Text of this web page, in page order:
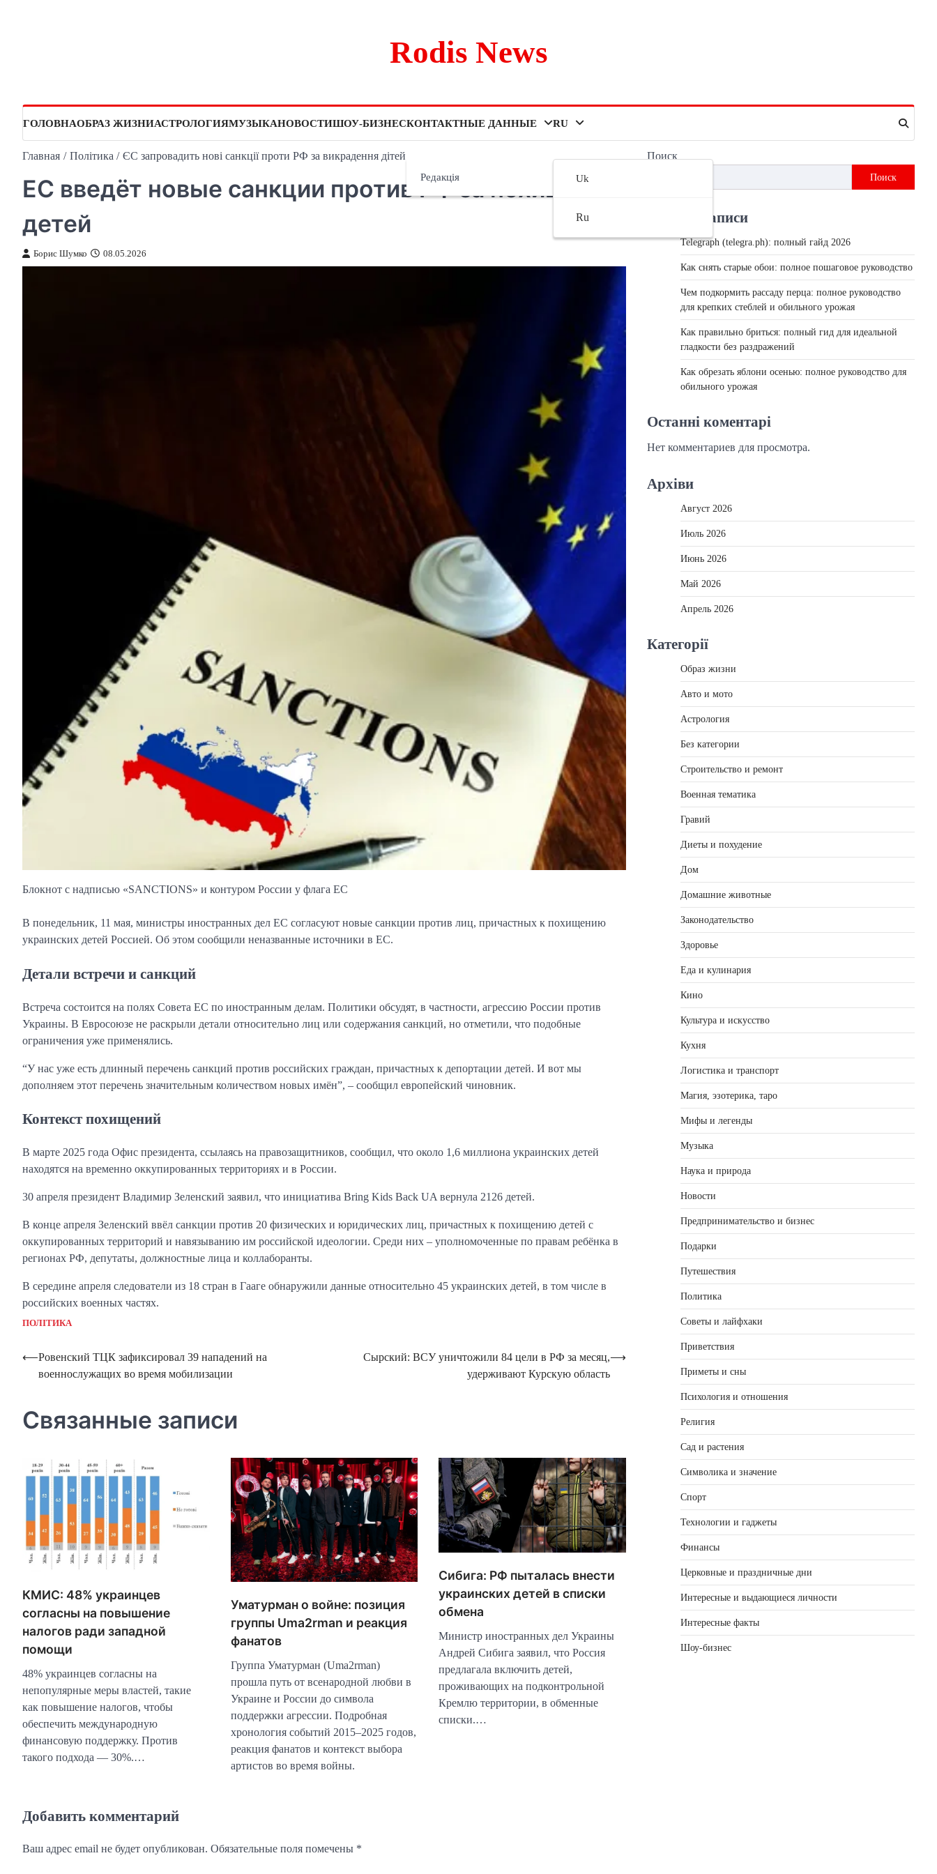
Rodis News
ГОЛОВНАОБРАЗ ЖИЗНИАСТРОЛОГИЯМУЗЫКАНОВОСТИШОУ-БИЗНЕСКОНТАКТНЫЕ ДАННЫЕ
Редакція
RU
Uk
Ru
Главная Політика ЄС запровадить нові санкції проти РФ за викрадення дітей
ЕС введёт новые санкции против РФ за похищение
детей
Борис Шумко 08.05.2026
Блокнот с надписью «SANCTIONS» и контуром России у флага ЕС
В понедельник, 11 мая, министры иностранных дел ЕС согласуют новые санкции против лиц, причастных к похищению
украинских детей Россией. Об этом сообщили неназванные источники в ЕС.
Детали встречи и санкций
Встреча состоится на полях Совета ЕС по иностранным делам. Политики обсудят, в частности, агрессию России против
Украины. В Евросоюзе не раскрыли детали относительно лиц или содержания санкций, но отметили, что подобные
ограничения уже применялись.
“У нас уже есть длинный перечень санкций против российских граждан, причастных к депортации детей. И вот мы
дополняем этот перечень значительным количеством новых имён”, – сообщил европейский чиновник.
Контекст похищений
В марте 2025 года Офис президента, ссылаясь на правозащитников, сообщил, что около 1,6 миллиона украинских детей
находятся на временно оккупированных территориях и в России.
30 апреля президент Владимир Зеленский заявил, что инициатива Bring Kids Back UA вернула 2126 детей.
В конце апреля Зеленский ввёл санкции против 20 физических и юридических лиц, причастных к похищению детей с
оккупированных территорий и навязыванию им российской идеологии. Среди них – уполномоченные по правам ребёнка в
регионах РФ, депутаты, должностные лица и коллаборанты.
В середине апреля следователи из 18 стран в Гааге обнаружили данные относительно 45 украинских детей, в том числе в
российских военных частях.
ПОЛІТИКА
Навигация
⟵Ровенский ТЦК зафиксировал 39 нападений на
военнослужащих во время мобилизации
Сырский: ВСУ уничтожили 84 цели в РФ за месяц,
удерживают Курскую область
⟶
Связанные записи
КМИС: 48% украинцев
согласны на повышение
налогов ради западной
помощи
48% украинцев согласны на
непопулярные меры властей, такие
как повышение налогов, чтобы
обеспечить международную
финансовую поддержку. Против
такого подхода — 30%.…
Уматурман о войне: позиция
группы Uma2rman и реакция
фанатов
Группа Уматурман (Uma2rman)
прошла путь от всенародной любви в
Украине и России до символа
поддержки агрессии. Подробная
хронология событий 2015–2025 годов,
реакция фанатов и контекст выбора
артистов во время войны.
Сибига: РФ пыталась внести
украинских детей в списки
обмена
Министр иностранных дел Украины
Андрей Сибига заявил, что Россия
предлагала включить детей,
проживающих на подконтрольной
Кремлю территории, в обменные
списки.…
Добавить комментарий
Ваш адрес email не будет опубликован. Обязательные поля помечены *
Поиск
Поиск
Недавні записи
Telegraph (telegra.ph): полный гайд 2026
Как снять старые обои: полное пошаговое руководство
Чем подкормить рассаду перца: полное руководство
для крепких стеблей и обильного урожая
Как правильно бриться: полный гид для идеальной
гладкости без раздражений
Как обрезать яблони осенью: полное руководство для
обильного урожая
Останні коментарі
Нет комментариев для просмотра.
Архіви
Август 2026
Июль 2026
Июнь 2026
Май 2026
Апрель 2026
Категорії
Образ жизни
Авто и мото
Астрология
Без категории
Строительство и ремонт
Военная тематика
Гравий
Диеты и похудение
Дом
Домашние животные
Законодательство
Здоровье
Еда и кулинария
Кино
Культура и искусство
Кухня
Логистика и транспорт
Магия, эзотерика, таро
Мифы и легенды
Музыка
Наука и природа
Новости
Предпринимательство и бизнес
Подарки
Путешествия
Политика
Советы и лайфхаки
Приветствия
Приметы и сны
Психология и отношения
Религия
Сад и растения
Символика и значение
Спорт
Технологии и гаджеты
Финансы
Церковные и праздничные дни
Интересные и выдающиеся личности
Интересные факты
Шоу-бизнес